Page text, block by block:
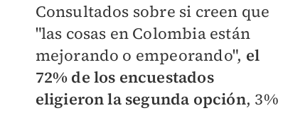
Consultados sobre si creen que
"las cosas en Colombia están
mejorando o empeorando", el
72% de los encuestados
eligieron la segunda opción, 3%